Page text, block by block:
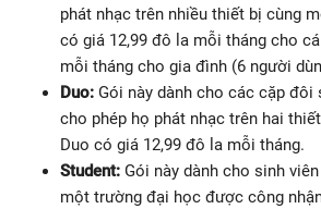
phát nhạc trên nhiều thiết bị cùng
có giá 12,99 đô la mỗi tháng cho
mỗi tháng cho gia đình (6 người
Duo: Gói này dành cho các cặp đôi
cho phép họ phát nhạc trên hai
Duo có giá 12,99 đô la mỗi tháng.
Student: Gói này dành cho sinh
một trường đại học được công